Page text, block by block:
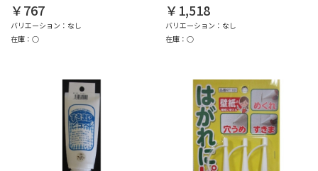
￥767
バリエーション：なし
在庫：○
￥1,518
バリエーション：なし
在庫：○